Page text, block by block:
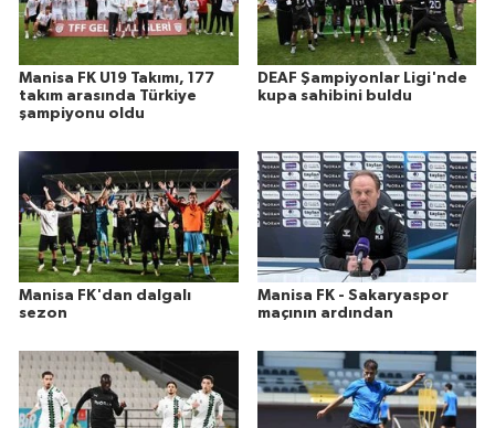
Manisa FK U19 Takımı, 177
takım arasında Türkiye
şampiyonu oldu
DEAF Şampiyonlar Ligi'nde
kupa sahibini buldu
Manisa FK'dan dalgalı
sezon
Manisa FK - Sakaryaspor
maçının ardından